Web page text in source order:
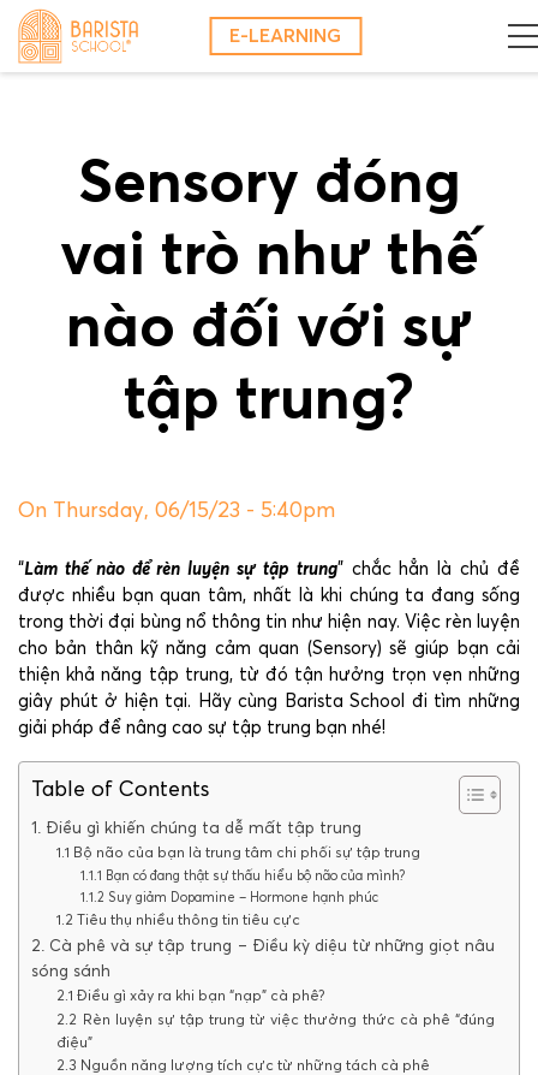
Skip
content
E-LEARNING
Sensory đóng
vai trò như thế
nào đối với sự
tập trung?
On Thursday, 06/15/23 - 5:40pm
“Làm thế nào để rèn luyện sự tập trung” chắc hẳn là chủ đề
được nhiều bạn quan tâm, nhất là khi chúng ta đang sống
trong thời đại bùng nổ thông tin như hiện nay. Việc rèn luyện
cho bản thân kỹ năng cảm quan (Sensory) sẽ giúp bạn cải
thiện khả năng tập trung, từ đó tận hưởng trọn vẹn những
giây phút ở hiện tại. Hãy cùng Barista School đi tìm những
giải pháp để nâng cao sự tập trung bạn nhé!
Table of Contents
1. Điều gì khiến chúng ta dễ mất tập trung
1.1 Bộ não của bạn là trung tâm chi phối sự tập trung
1.1.1 Bạn có đang thật sự thấu hiểu bộ não của mình?
1.1.2 Suy giảm Dopamine – Hormone hạnh phúc
1.2 Tiêu thụ nhiều thông tin tiêu cực
2. Cà phê và sự tập trung – Điều kỳ diệu từ những giọt nâu
sóng sánh
2.1 Điều gì xảy ra khi bạn “nạp” cà phê?
2.2 Rèn luyện sự tập trung từ việc thưởng thức cà phê “đúng
điệu”
2.3 Nguồn năng lượng tích cực từ những tách cà phê